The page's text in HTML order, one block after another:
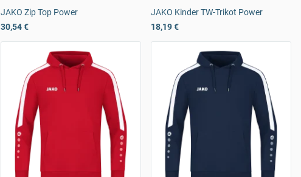
JAKO Zip Top Power
30,54 €
JAKO Kinder TW-Trikot Power
18,19 €